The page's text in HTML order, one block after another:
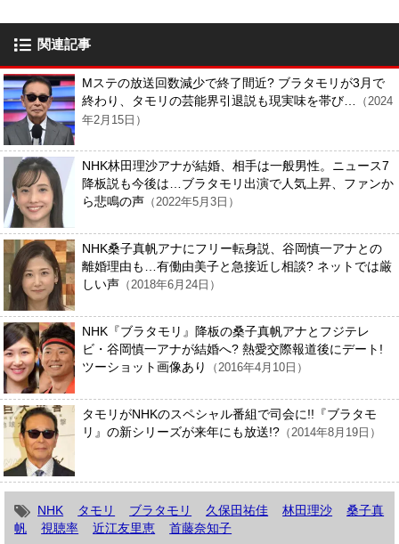
関連記事
Mステの放送回数減少で終了間近? ブラタモリが3月で
終わり、タモリの芸能界引退説も現実味を帯び…
（2024
年2月15日）
NHK林田理沙アナが結婚、相手は一般男性。ニュース7
降板説も今後は…ブラタモリ出演で人気上昇、ファンか
ら悲鳴の声 （2022年5月3日）
NHK桑子真帆アナにフリー転身説、谷岡慎一アナとの
離婚理由も…有働由美子と急接近し相談? ネットでは厳
しい声 （2018年6月24日）
NHK『ブラタモリ』降板の桑子真帆アナとフジテレ
ビ・谷岡慎一アナが結婚へ? 熱愛交際報道後にデート!
ツーショット画像あり
（2016年4月10日）
タモリがNHKのスペシャル番組で司会に!!『ブラタモ
リ』の新シリーズが来年にも放送!? （2014年8月19日）
NHK タモリ ブラタモリ 久保田祐佳 林田理沙
桑子真
帆
視聴率 近江友里恵 首藤奈知子